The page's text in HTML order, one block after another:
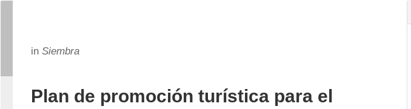
in Siembra
Plan de promoción turística para el